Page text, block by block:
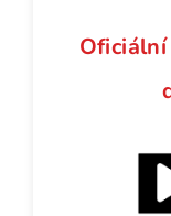
Oficiální